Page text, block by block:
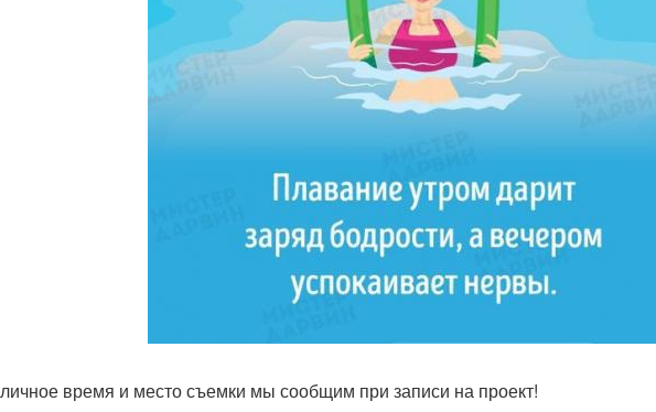
время и место съемки мы сообщим при записи на проект!